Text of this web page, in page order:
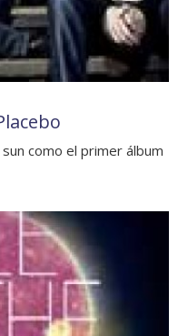
como el primer álbum